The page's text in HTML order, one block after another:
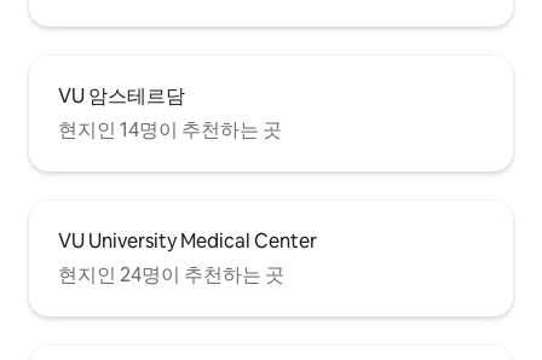
VU 암스테르담
현지인 14명이 추천하는 곳
VU University Medical Center
현지인 24명이 추천하는 곳